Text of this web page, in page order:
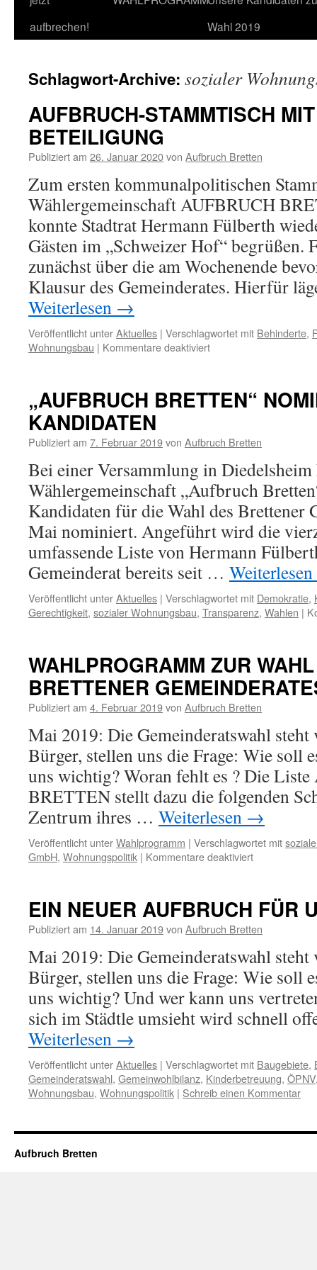
Inhalt
aufbrechen!
Wahl 2019
Schlagwort-Archive: sozialer
AUFBRUCH-STAMMTISCH
BETEILIGUNG
Publiziert am 26. Januar 2020von Aufbruch Bretten
Zum ersten kommunalpolitischen
Wählergemeinschaft AUFBRUCH
konnte Stadtrat Hermann Fülberth
Gästen im „Schweizer Hof“ begrüßen.
zunächst über die am Wochenende
Klausur des Gemeinderates. Hierfür
Weiterlesen →
Veröffentlicht unterAktuelles | Verschlagwortet mit Behinderte,
Wohnungsbau | Kommentare deaktiviertfür
REGER
„AUFBRUCH BRETTEN“
KANDIDATEN
Publiziert am 7. Februar 2019von Aufbruch Bretten
Bei einer Versammlung in Diedelsheim
Wählergemeinschaft „Aufbruch
Kandidaten für die Wahl des Brettener
Mai nominiert. Angeführt wird die
umfassende Liste von Hermann
Gemeinderat bereits seit … Weiterlesen
Veröffentlicht unterAktuelles | Verschlagwortet mit Demokratie,
Gerechtigkeit, sozialer Wohnungsbau, Transparenz, Wahlen |
WAHLPROGRAMM ZUR
BRETTENER
Publiziert am 4. Februar 2019von Aufbruch Bretten
Mai 2019: Die Gemeinderatswahl
Bürger, stellen uns die Frage: Wie soll
uns wichtig? Woran fehlt es ? Die
BRETTEN stellt dazu die folgenden
Zentrum ihres … Weiterlesen →
Veröffentlicht unterWahlprogramm | Verschlagwortet mit
GmbH, Wohnungspolitik | Kommentare deaktiviertfür
WAHL
DES
BRETTENER
(2
von
6)
EIN NEUER AUFBRUCH FÜR
Publiziert am 14. Januar 2019von Aufbruch Bretten
Mai 2019: Die Gemeinderatswahl
Bürger, stellen uns die Frage: Wie soll
uns wichtig? Und wer kann uns
sich im Städtle umsieht wird schnell
Weiterlesen →
Veröffentlicht unterAktuelles | Verschlagwortet mit Baugebiete,
Gemeinderatswahl, Gemeinwohlbilanz, Kinderbetreuung, ÖPNV
Wohnungsbau, Wohnungspolitik | Schreib einen Kommentar
Aufbruch Bretten